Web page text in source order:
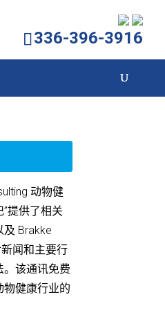
336-396-3916
动物健
提供了相关
及 Brakke
闻和主要行
。该通讯免费
物健康行业的